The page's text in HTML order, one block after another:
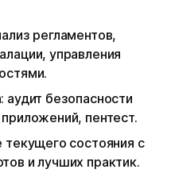
регламентов,
управления
аудит безопасности
пентест.
текущего состояния с
и лучших практик.